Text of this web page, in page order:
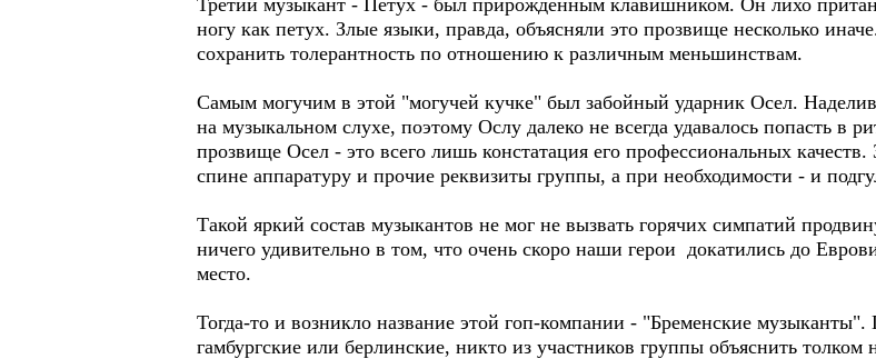
Третий музыкант - Петух - был прирожденным клавишником. Он лихо
ногу как петух. Злые языки, правда, объясняли это прозвище несколько
сохранить толерантность по отношению к различным меньшинствам.
Самым могучим в этой "могучей кучке" был забойный ударник Осел.
на музыкальном слухе, поэтому Ослу далеко не всегда удавалось попасть в
прозвище Осел - это всего лишь констатация его профессиональных
спине аппаратуру и прочие реквизиты группы, а при необходимости - и
Такой яркий состав музыкантов не мог не вызвать горячих симпатий
ничего удивительно в том, что очень скоро наши герои докатились до
место.
Тогда-то и возникло название этой гоп-компании - "Бременские
гамбургские или берлинские, никто из участников группы объяснить